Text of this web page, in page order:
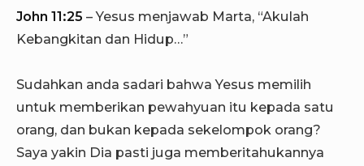
John 11:25 – Yesus menjawab Marta, “Akulah
Kebangkitan dan Hidup…”
Sudahkan anda sadari bahwa Yesus memilih
untuk memberikan pewahyuan itu kepada satu
orang, dan bukan kepada sekelompok orang?
Saya yakin Dia pasti juga memberitahukannya